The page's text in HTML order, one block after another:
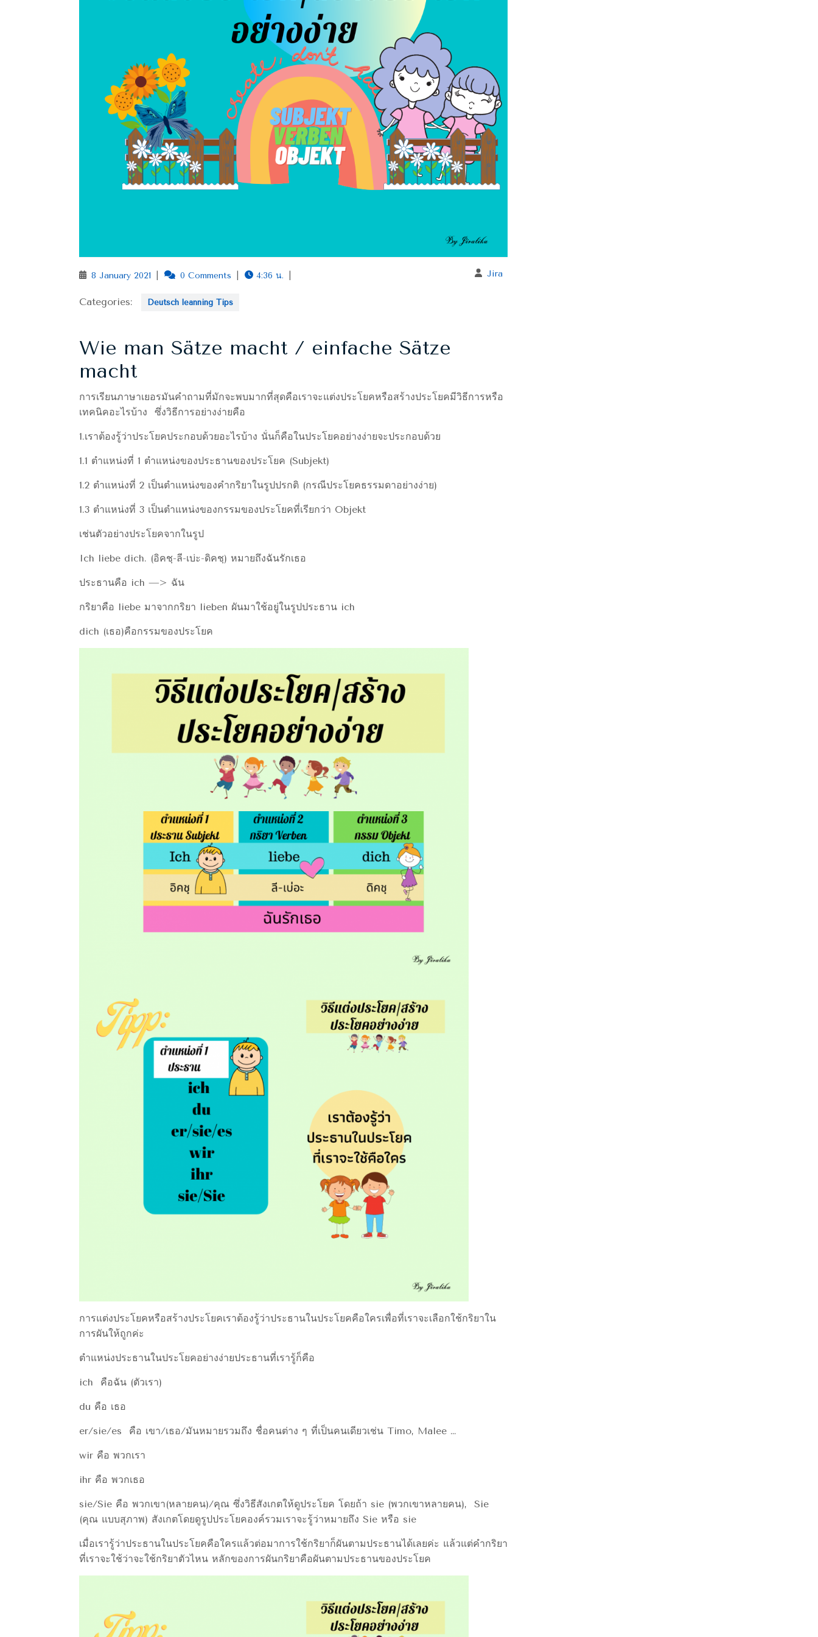
8 January 2021
2021
Jira
0 Comments 4:36 น.
Categories: Deutsch leanning Tips
Wie man Sätze macht / einfache Sätze
macht
การเรียนภาษาเยอรมันคำถามที่มักจะพบมากที่สุดคือเราจะแต่งประโยคหรือสร้างประโยคมีวิธีการหรือ
เทคนิคอะไรบ้าง ซึ่งวิธีการอย่างง่ายคือ
1.เราต้องรู้ว่าประโยคประกอบด้วยอะไรบ้าง นั่นก็คือในประโยคอย่างง่ายจะประกอบด้วย
1.1 ตำแหน่งที่ 1 ตำแหน่งของประธานของประโยค (Subjekt)
1.2 ตำแหน่งที่ 2 เป็นตำแหน่งของคำกริยาในรูปปรกติ (กรณีประโยคธรรมดาอย่างง่าย)
1.3 ตำแหน่งที่ 3 เป็นตำแหน่งของกรรมของประโยคที่เรียกว่า Objekt
เช่นตัวอย่างประโยคจากในรูป
Ich liebe dich. (อิคชฺ-ลี-เบ่ะ-ดิคชฺ) หมายถึงฉันรักเธอ
ประธานคือ ich —> ฉัน
กริยาคือ liebe มาจากกริยา lieben ผันมาใช้อยู่ในรูปประธาน ich
dich (เธอ)คือกรรมของประโยค
การแต่งประโยคหรือสร้างประโยคเราต้องรู้ว่าประธานในประโยคคือใครเพื่อที่เราจะเลือกใช้กริยาใน
การผันให้ถูกค่ะ
ตำแหน่งประธานในประโยคอย่างง่ายประธานที่เรารู้ก็คือ
ich คือฉัน (ตัวเรา)
du คือ เธอ
er/sie/es คือ เขา/เธอ/มันหมายรวมถึง ชื่อคนต่าง ๆ ที่เป็นคนเดียวเช่น Timo, Malee …
wir คือ พวกเรา
ihr คือ พวกเธอ
sie/Sie คือ พวกเขา(หลายคน)/คุณ ซึ่งวิธีสังเกตให้ดูประโยค โดยถ้า sie (พวกเขาหลายคน), Sie
(คุณ แบบสุภาพ) สังเกตโดยดูรูปประโยคองค์รวมเราจะรู้ว่าหมายถึง Sie หรือ sie
เมื่อเรารู้ว่าประธานในประโยคคือใครแล้วต่อมาการใช้กริยาก็ผันตามประธานได้เลยค่ะ แล้วแต่คำกริยา
ที่เราจะใช้ว่าจะใช้กริยาตัวไหน หลักของการผันกริยาคือผันตามประธานของประโยค